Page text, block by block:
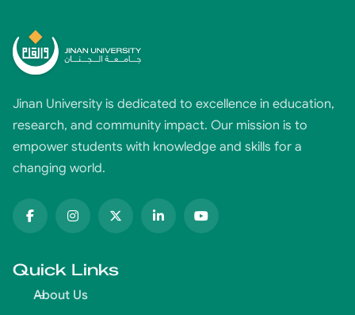
Jinan University is dedicated to excellence in education,
research, and community impact. Our mission is to
empower students with knowledge and skills for a
changing world.
Quick Links
About Us